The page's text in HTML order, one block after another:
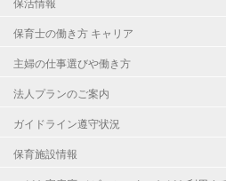
保育士の働き方 キャリア
主婦の仕事選びや働き方
法人プランのご案内
ガイドライン遵守状況
保育施設情報